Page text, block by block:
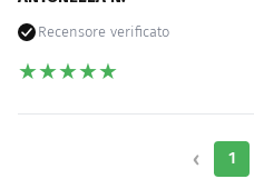
Recensore verificato
★★★★★
‹ 1